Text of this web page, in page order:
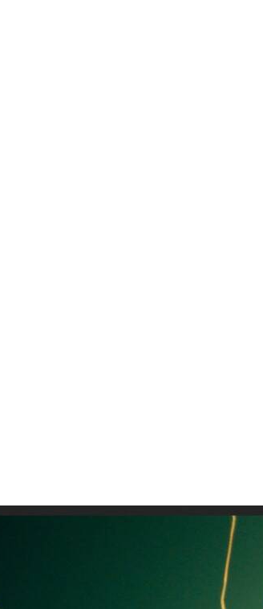
亮相，就是跟歐洲和
說，今年已落幕的國際高速計算大會是公司